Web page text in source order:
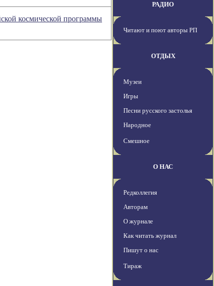
космической программы
РАДИО
Читают и поют авторы РП
ОТДЫХ
Музеи
Игры
Песни русского застолья
Народное
Смешное
О НАС
Редколлегия
Авторам
О журнале
Как читать журнал
Пишут о нас
Тираж